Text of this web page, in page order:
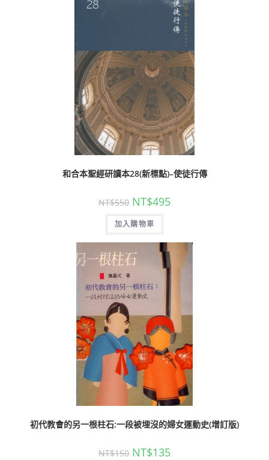
和合本聖經研讀本28(新標點)–使徒行傳
NT$550 NT$495
加入購物車
初代教會的另一根柱石:一段被埋沒的婦女運動史(增訂版)
NT$150 NT$135